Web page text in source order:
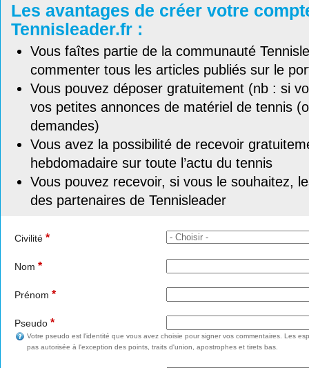
Les avantages de créer votre
Tennisleader.fr :
Vous faîtes partie de la communauté
commenter tous les articles publiés sur le
Vous pouvez déposer gratuitement (nb : si
vos petites annonces de matériel de tennis
demandes)
Vous avez la possibilité de recevoir
hebdomadaire sur toute l’actu du tennis
Vous pouvez recevoir, si vous le souhaitez,
des partenaires de Tennisleader
Civilité *
Nom *
Prénom *
Pseudo *
Votre pseudo est l'identité que vous avez choisie pour signer vos commentaires. Les
pas autorisée à l'exception des points, traits d'union, apostrophes et tirets bas.